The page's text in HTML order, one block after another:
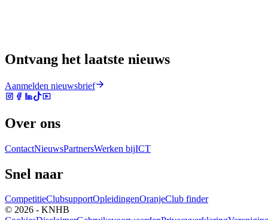
Ontvang het laatste nieuws
Aanmelden nieuwsbrief
Over ons
ContactNieuwsPartnersWerken bijICT
Snel naar
CompetitieClubsupportOpleidingenOranjeClub finder
© 2026 - KNHB